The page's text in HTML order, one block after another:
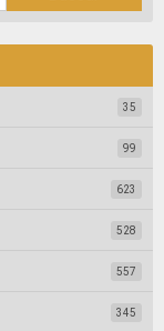
35
99
623
528
557
345